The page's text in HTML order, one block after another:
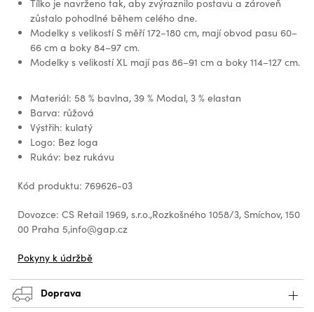
Tílko je navrženo tak, aby zvýraznilo postavu a zároveň
zůstalo pohodlné během celého dne.
Modelky s velikostí S měří 172–180 cm, mají obvod pasu 60–
66 cm a boky 84–97 cm.
Modelky s velikostí XL mají pas 86–91 cm a boky 114–127 cm.
Materiál: 58 % bavlna, 39 % Modal, 3 % elastan
Barva: růžová
Výstřih: kulatý
Logo: Bez loga
Rukáv: bez rukávu
Kód produktu: 769626-03
Dovozce: CS Retail 1969, s.r.o.,Rozkošného 1058/3, Smíchov, 150
00 Praha 5,info@gap.cz
Pokyny k údržbě
Doprava